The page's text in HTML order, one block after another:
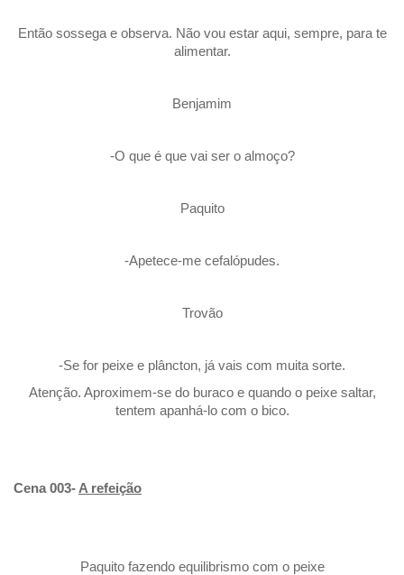
Então sossega e observa. Não vou estar aqui, sempre, para te
alimentar.
Benjamim
-O que é que vai ser o almoço?
Paquito
-Apetece-me cefalópudes.
Trovão
-Se for peixe e plâncton, já vais com muita sorte.
Atenção. Aproximem-se do buraco e quando o peixe saltar,
tentem apanhá-lo com o bico.
Cena 003- A refeição
Paquito fazendo equilibrismo com o peixe